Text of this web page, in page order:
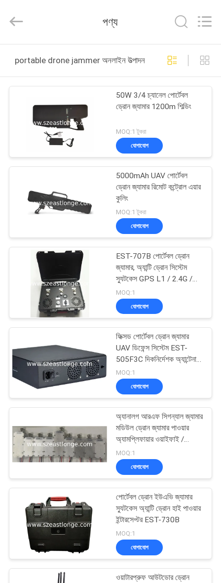
পণ্য
সম্পর্কে
কারখানা
মান
যোগাযোগ
করুন
খবর
মামলা
উদ্ধৃতির
জন্য
আবেদন
সাইট
ম্যাপ
PRIVACY
POLICY
ELECTRONICS(HK)
CO.,LTD.
Reserved.
পণ্য
portable drone jammer অনলাইন উত্পাদন
50W 3/4 চ্যানেল পোর্টেবল
ড্রোন জ্যামার 1200m শিল্ডিং
MOQ:1 টুকরা
যোগাযোগ
5000mAh UAV পোর্টেবল
ড্রোন জ্যামার রিমোট কন্ট্রোল এয়ার
কুলিং
MOQ:1 টুকরা
যোগাযোগ
EST-707B পোর্টেবল ড্রোন
জ্যামার, অ্যান্টি ড্রোন সিস্টেম
স্যুটকেস GPS L1 / 2.4G /
5.8G 3 ব্যান্ড
MOQ:1
যোগাযোগ
ফিক্সড পোর্টেবল ড্রোন জ্যামার
UAV ডিফেন্স সিস্টেম EST-
505F3C দিকনির্দেশক অ্যান্টেনা
সহ
MOQ:1
যোগাযোগ
অ্যানালগ আরএফ সিগন্যাল জ্যামার
মডিউল ড্রোন জ্যামার পাওয়ার
অ্যামপ্লিফায়ার ওয়াইফাই /
জিএনএসএস / জিপিএস জ্যামার
মডিউল
MOQ:1
যোগাযোগ
পোর্টেবল ড্রোন ইউএভি জ্যামার
স্যুটকেস অ্যান্টি ড্রোন হাই পাওয়ার
ইন্টারসেপ্টর EST-730B
MOQ:1
যোগাযোগ
ওয়াটারপ্রুফ আউটডোর ড্রোন